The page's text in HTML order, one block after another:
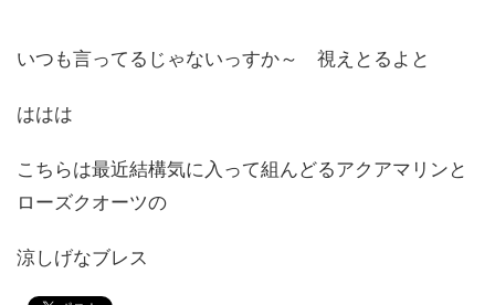
いつも言ってるじゃないっすか～ 視えとるよと
ははは
こちらは最近結構気に入って組んどるアクアマリンと
ローズクオーツの
涼しげなブレス